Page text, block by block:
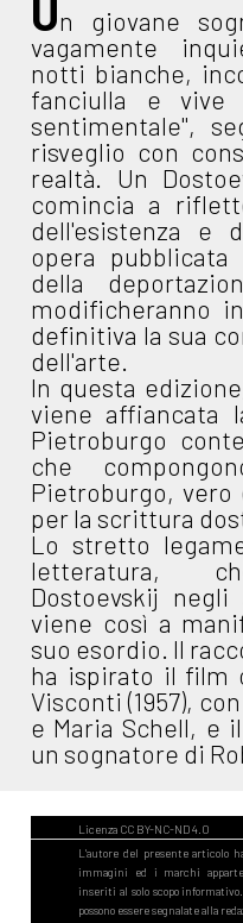
Un giovane
vagamente
notti bianche,
fanciulla e vive
sentimentale",
risveglio con
realtà. Un
comincia a
dell'esistenza e
opera
della
modificheranno
definitiva la sua
dell'arte.
In questa
viene affiancata
Pietroburgo
che
Pietroburgo,
per la scrittura
Lo stretto
letteratura,
Dostoevskij
viene così a
suo esordio. Il
ha ispirato il film
Visconti (1957),
e Maria Schell, e
un sognatore di